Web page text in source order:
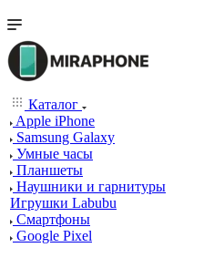
Каталог
Apple iPhone
Samsung Galaxy
Умные часы
Планшеты
Наушники и гарнитуры
Игрушки Labubu
Смартфоны
Google Pixel